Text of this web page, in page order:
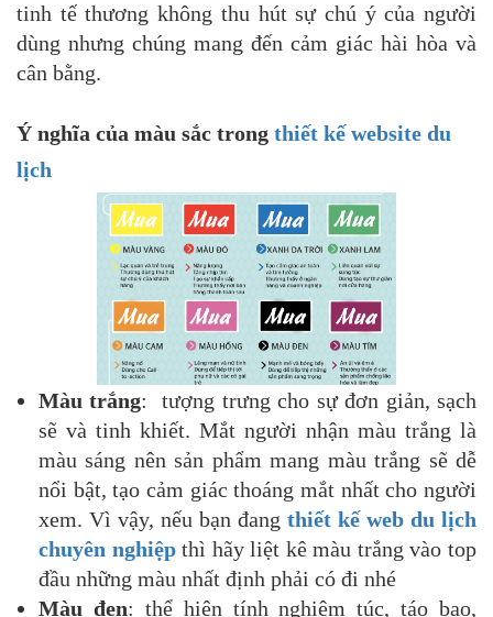
tinh tế thương không thu hút sự chú ý của người
dùng nhưng chúng mang đến cảm giác hài hòa và
cân bằng.
Ý nghĩa của màu sắc trong thiết kế website du
lịch
Màu trắng: tượng trưng cho sự đơn giản, sạch
sẽ và tinh khiết. Mắt người nhận màu trắng là
màu sáng nên sản phẩm mang màu trắng sẽ dễ
nổi bật, tạo cảm giác thoáng mắt nhất cho người
xem. Vì vậy, nếu bạn đang thiết kế web du lịch
chuyên nghiệpthì hãy liệt kê màu trắng vào top
đầu những màu nhất định phải có đi nhé
Màu đen: thể hiện tính nghiêm túc, táo bạo,